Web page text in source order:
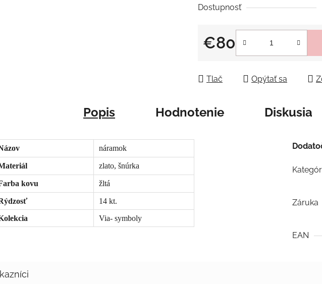
Dostupnosť
€80
Jednotková cena:
Tlač Opýtať sa
Popis Hodnotenie Diskusia
náramok
zlato, šnúrka
kovu žltá
14 kt.
Via- symboly
Záruka
EAN